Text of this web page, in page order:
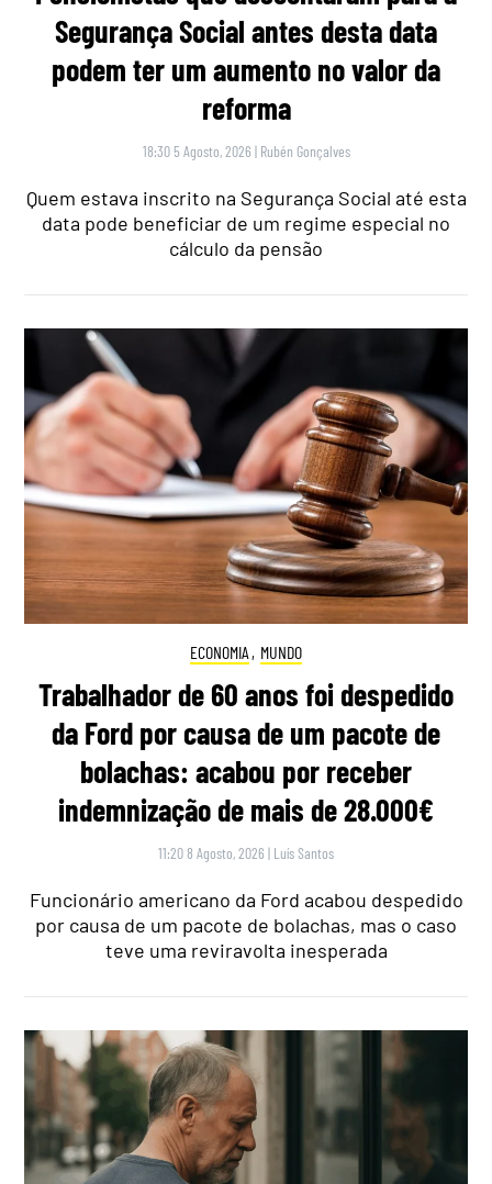
Segurança Social antes desta data
podem ter um aumento no valor da
reforma
18:30 5 Agosto, 2026 | Rubén Gonçalves
Quem estava inscrito na Segurança Social até esta
data pode beneficiar de um regime especial no
cálculo da pensão
ECONOMIA , MUNDO
Trabalhador de 60 anos foi despedido
da Ford por causa de um pacote de
bolachas: acabou por receber
indemnização de mais de 28.000€
11:20 8 Agosto, 2026 | Luís Santos
Funcionário americano da Ford acabou despedido
por causa de um pacote de bolachas, mas o caso
teve uma reviravolta inesperada